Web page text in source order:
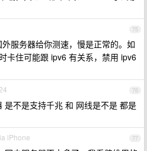
75
服务器给你测速，慢是正常的。如
卡住可能跟 ipv6 有关系，禁用 ipv6
76
是不是支持千兆 和 网线是不是 都是
77
iPhone